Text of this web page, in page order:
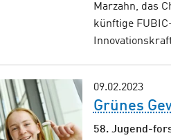
Marzahn, das
künftige
09.02.2023
Grünes
58. Jugend-